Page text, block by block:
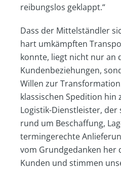
reibungslos geklappt.“
Dass der Mittelständler
hart umkämpften
konnte, liegt nicht nur an
Kundenbeziehungen,
Willen zur
klassischen Spedition hin
Logistik-Dienstleister, der
rund um Beschaffung,
termingerechte
vom Grundgedanken her
Kunden und stimmen